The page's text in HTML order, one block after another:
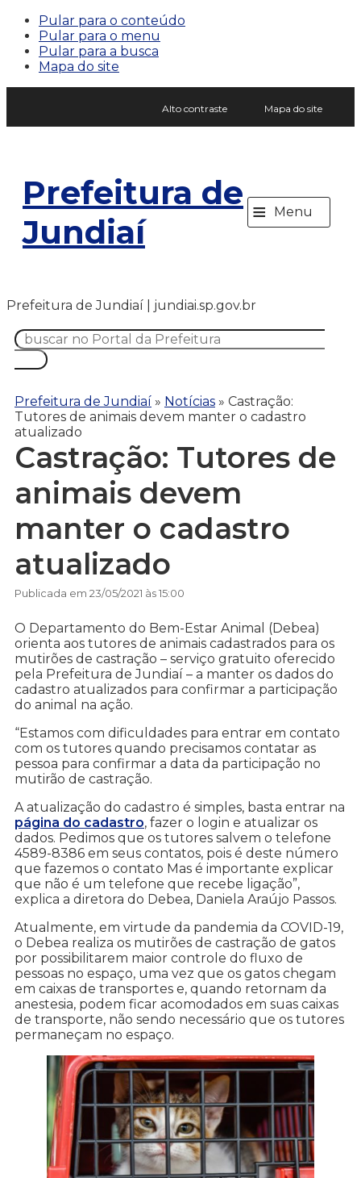
Pular para o conteúdo
Pular para o menu
Pular para a busca
Mapa do site
Alto contraste Mapa do site
Prefeitura de
Jundiaí
≡ Menu
Prefeitura de Jundiaí | jundiai.sp.gov.br
Prefeitura de Jundiaí » Notícias » Castração:
Tutores de animais devem manter o cadastro
atualizado
Castração: Tutores de
animais devem
manter o cadastro
atualizado
Publicada em 23/05/2021 às 15:00
O Departamento do Bem-Estar Animal (Debea)
orienta aos tutores de animais cadastrados para os
mutirões de castração – serviço gratuito oferecido
pela Prefeitura de Jundiaí – a manter os dados do
cadastro atualizados para confirmar a participação
do animal na ação.
“Estamos com dificuldades para entrar em contato
com os tutores quando precisamos contatar as
pessoa para confirmar a data da participação no
mutirão de castração.
A atualização do cadastro é simples, basta entrar na
página do cadastro, fazer o login e atualizar os
dados. Pedimos que os tutores salvem o telefone
4589-8386 em seus contatos, pois é deste número
que fazemos o contato Mas é importante explicar
que não é um telefone que recebe ligação”,
explica a diretora do Debea, Daniela Araújo Passos.
Atualmente, em virtude da pandemia da COVID-19,
o Debea realiza os mutirões de castração de gatos
por possibilitarem maior controle do fluxo de
pessoas no espaço, uma vez que os gatos chegam
em caixas de transportes e, quando retornam da
anestesia, podem ficar acomodados em suas caixas
de transporte, não sendo necessário que os tutores
permaneçam no espaço.